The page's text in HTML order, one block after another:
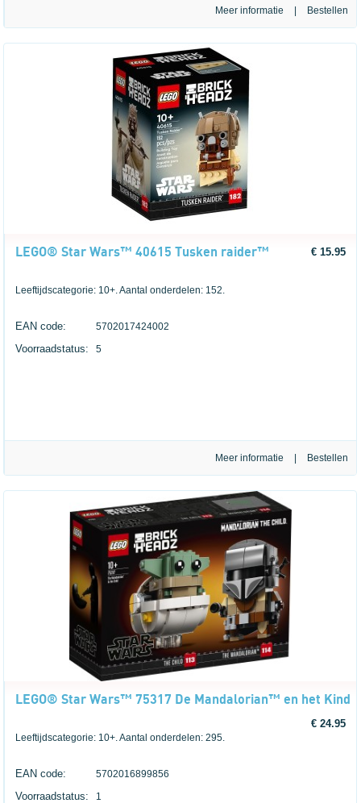
Meer informatie
LEGO® Star Wars™ 40615 Tusken raider™ € 15.95
Leeftijdscategorie: 10+. Aantal onderdelen: 152.
EAN code: 5702017424002
Voorraadstatus: 5
Meer informatie
LEGO® Star Wars™ 75317 De Mandalorian™ en het Kind
€ 24.95
Leeftijdscategorie: 10+. Aantal onderdelen: 295.
EAN code: 5702016899856
Voorraadstatus: 1